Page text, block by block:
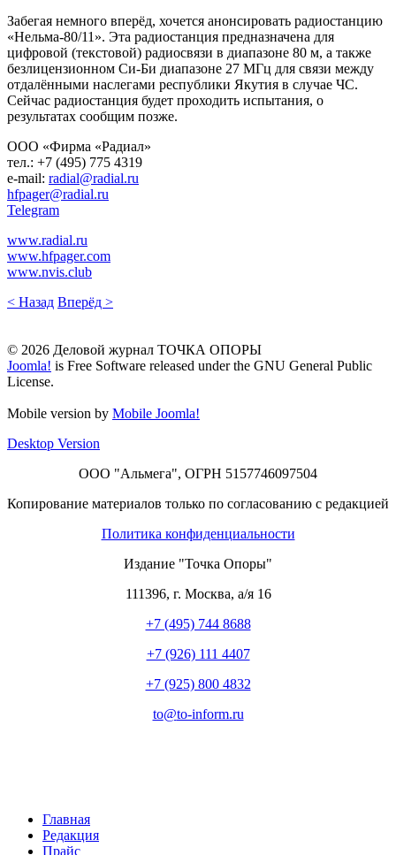
Забегая немного вперёд, хочется анонсировать радиостанцию
«Нельма-80/11». Эта радиостанция предназначена для
цифровой (текстовой) радиосвязи в диапазоне 80 м, а также
безлицензионном Си-Би диапазоне 27 МГц для связи между
отдалёнными наслегами республики Якутия в случае ЧС.
Сейчас радиостанция будет проходить испытания, о
результатах сообщим позже.
ООО «Фирма «Радиал»
тел.: +7 (495) 775 4319
e-mail: radial​@​radial.ru
hfpager​@​radial.ru
Telegram
www.radial.ru
www.hfpager.com
www.nvis.club
< Назад Вперёд >
© 2026 Деловой журнал ТОЧКА ОПОРЫ
Joomla! is Free Software released under the GNU General Public
License.
Mobile version by Mobile Joomla!
Desktop Version
ООО "Альмега", ОГРН 5157746097504
Копирование материалов только по согласованию с редакцией
Политика конфиденциальности
Издание "Точка Опоры"
111396, г. Москва, а/я 16
+7 (495) 744 8688
+7 (926) 111 4407
+7 (925) 800 4832
to​@​to-inform.ru
Главная
Редакция
Прайс